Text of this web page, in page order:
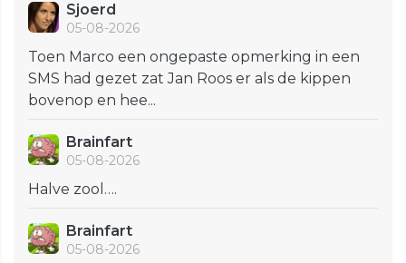
Sjoerd
05-08-2026
Toen Marco een ongepaste opmerking in een
SMS had gezet zat Jan Roos er als de kippen
bovenop en hee...
Brainfart
05-08-2026
Halve zool….
Brainfart
05-08-2026